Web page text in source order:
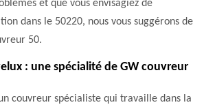
et que vous envisagiez de
dans le 50220, nous vous suggérons de
50.
: une spécialité de GW couvreur
couvreur spécialiste qui travaille dans la